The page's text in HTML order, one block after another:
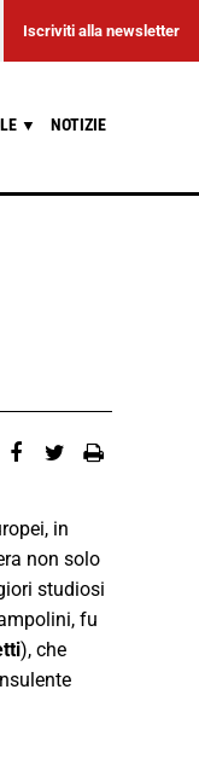
Iscriviti alla newsletter
▼ NOTIZIE
in
non solo
studiosi
fu
), che